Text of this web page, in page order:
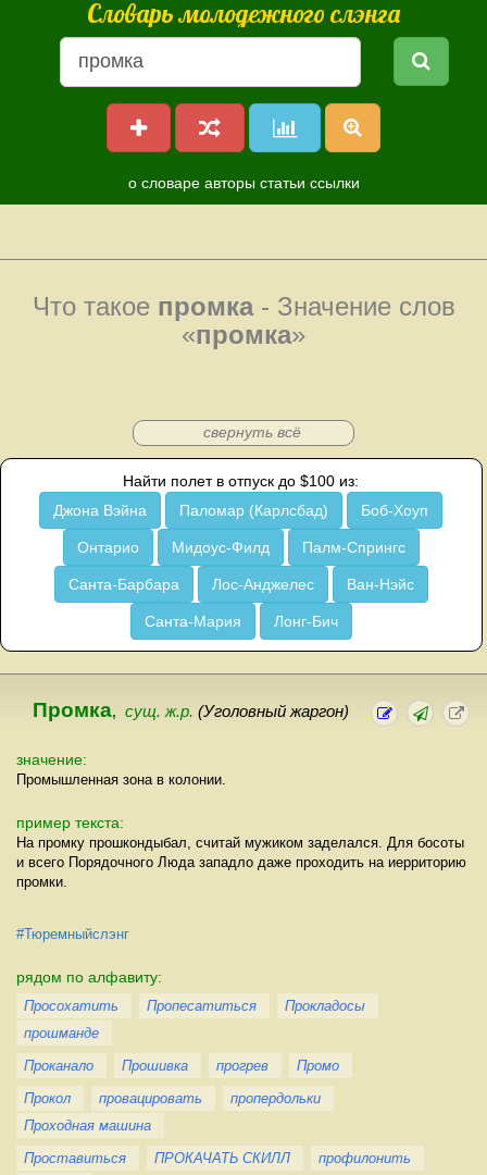
Словарь молодежного слэнга
о словаре авторы статьи ссылки
Что такое промка- Значение слов
«промка»
свернуть всё
Найти полет в отпуск до $100 из:
Джона Вэйна
Паломар (Карлсбад) Боб-Хоуп
Онтарио Мидоус-Филд Палм-Спрингс
Санта-Барбара Лос-Анджелес Ван-Нэйс
Санта-Мария Лонг-Бич
Промка, сущ. ж.р. (Уголовный жаргон)
значение:
Промышленная зона в колонии.
пример текста:
На промку прошкондыбал, считай мужиком заделался. Для босоты
и всего Порядочного Люда западло даже проходить на иерриторию
промки.
#Тюремныйслэнг
рядом по алфавиту:
Просохатить Пропесатиться
Прокладосы
прошманде
Проканало
Прошивка прогрев
Промо
Прокол
провацировать
пропердольки
Проходная машина
Проставиться
ПРОКАЧАТЬ СКИЛЛ
профилонить